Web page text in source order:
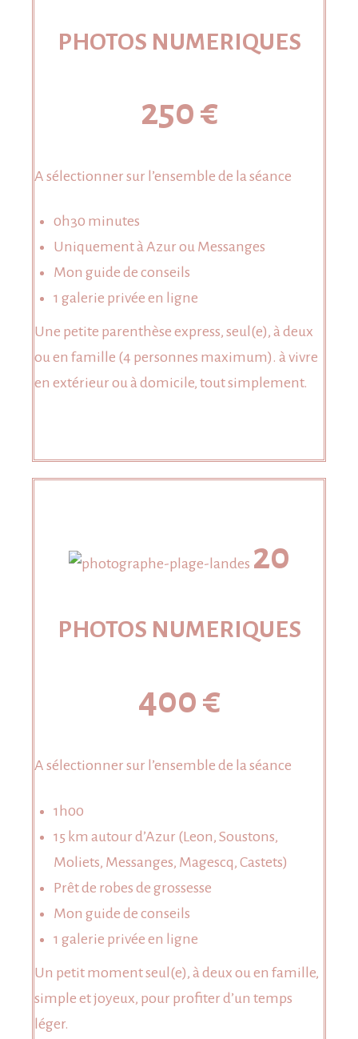
PHOTOS NUMERIQUES
250 €
A sélectionner sur l’ensemble de la séance
0h30 minutes
Uniquement à Azur ou Messanges
Mon guide de conseils
1 galerie privée en ligne
Une petite parenthèse express, seul(e), à deux
ou en famille (4 personnes maximum). à vivre
en extérieur ou à domicile, tout simplement.
20
PHOTOS NUMERIQUES
400 €
A sélectionner sur l’ensemble de la séance
1h00
15 km autour d’Azur (Leon, Soustons,
Moliets, Messanges, Magescq, Castets)
Prêt de robes de grossesse
Mon guide de conseils
1 galerie privée en ligne
Un petit moment seul(e), à deux ou en famille,
simple et joyeux, pour profiter d’un temps
léger.